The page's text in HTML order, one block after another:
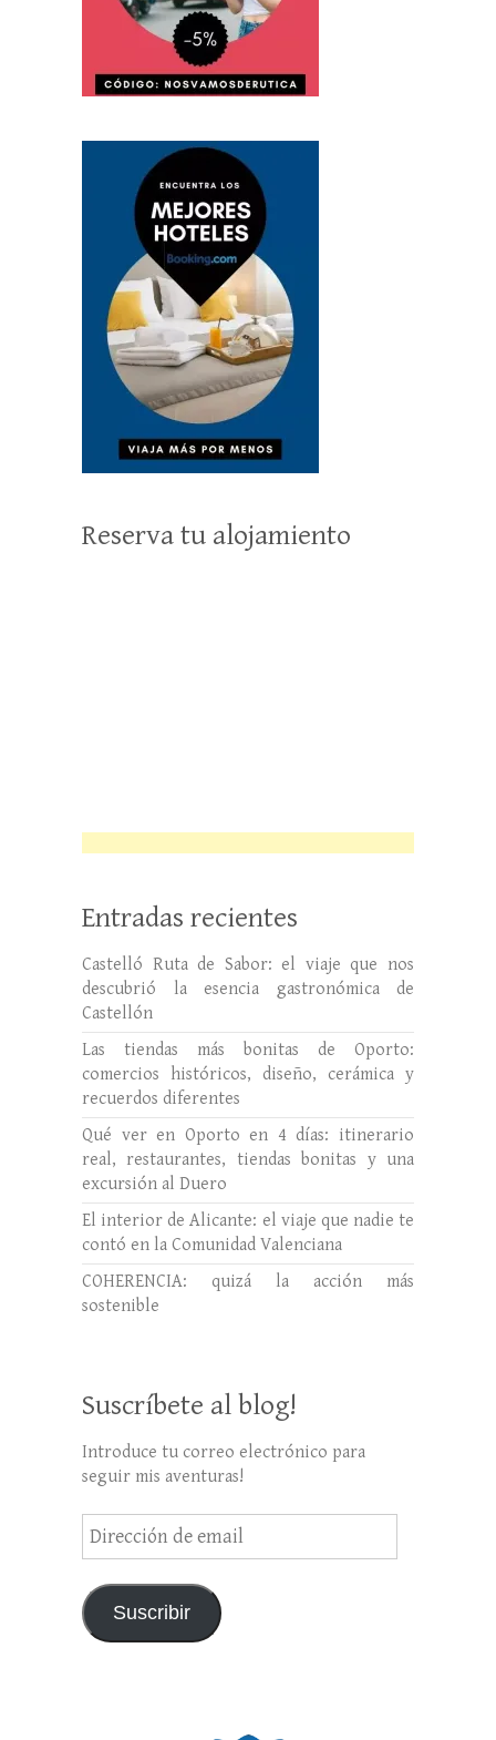
Reserva tu alojamiento
Entradas recientes
Castelló Ruta de Sabor: el viaje que nos
descubrió la esencia gastronómica de
Castellón
Las tiendas más bonitas de Oporto:
comercios históricos, diseño, cerámica y
recuerdos diferentes
Qué ver en Oporto en 4 días: itinerario
real, restaurantes, tiendas bonitas y una
excursión al Duero
El interior de Alicante: el viaje que nadie te
contó en la Comunidad Valenciana
COHERENCIA: quizá la acción más
sostenible
Suscríbete al blog!
Introduce tu correo electrónico para
seguir mis aventuras!
Dirección
de
Suscribir